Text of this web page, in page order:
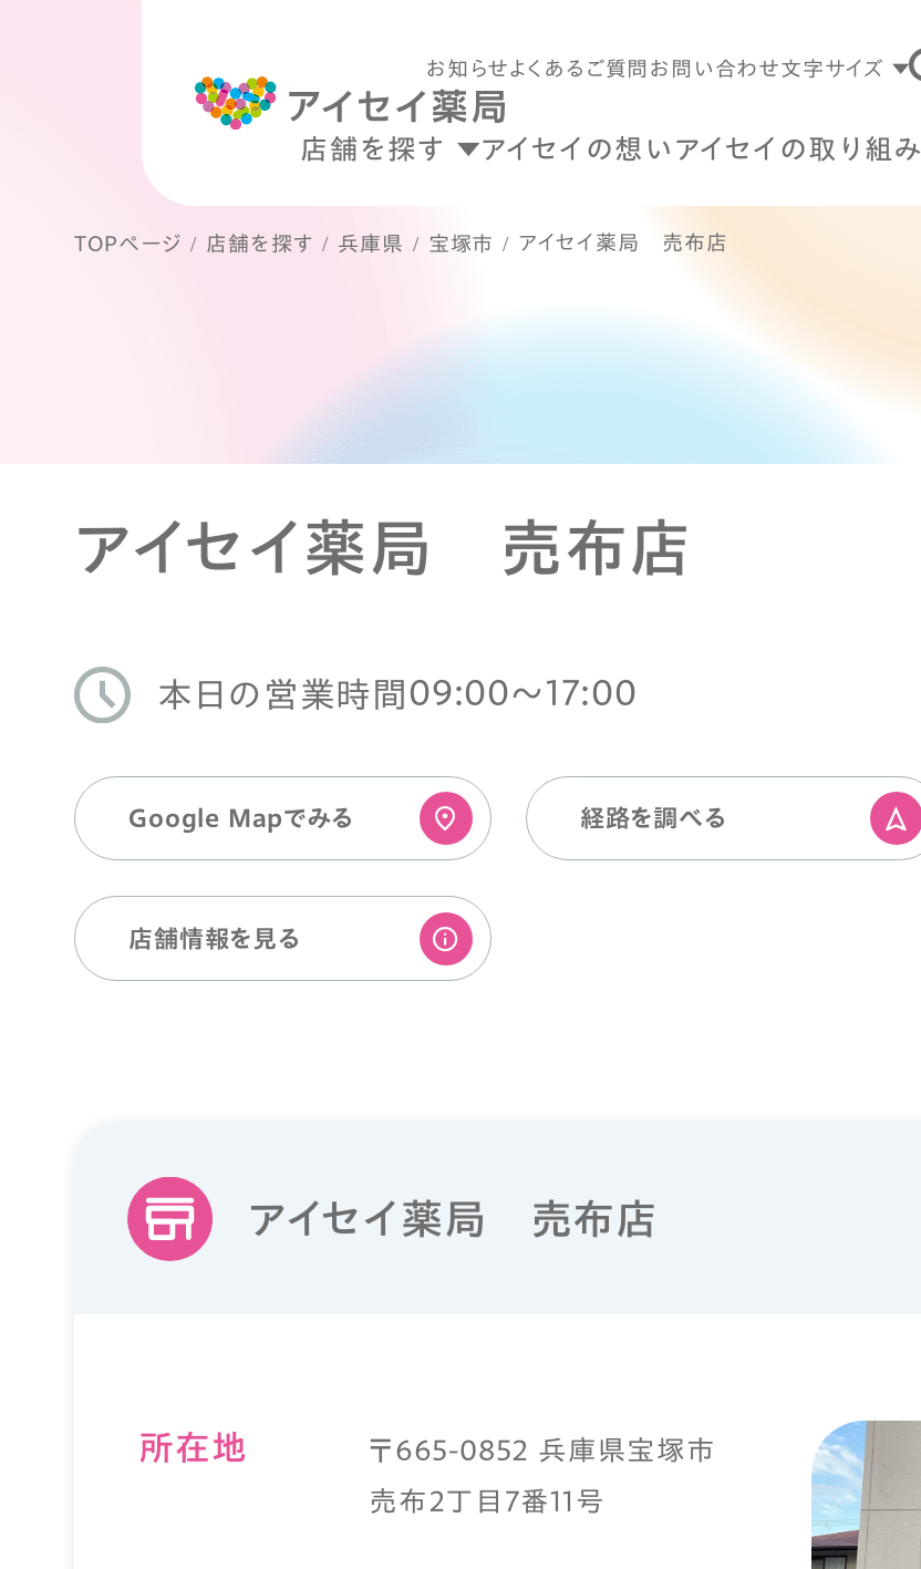
お知らせよくあるご質問 お問い合わせ文字サイズ
店舗を探す アイセイの想い アイセイの取り組み
TOPページ 店舗を探す 兵庫県 宝塚市 アイセイ薬局 売布店
アイセイ薬局 売布店
本日の営業時間 09:00〜17:00
Google Mapでみる 経路を調べる
店舗情報を⾒る
アイセイ薬局 売布店
所在地
〒665-0852 兵庫県宝塚市
売布2丁目7番11号